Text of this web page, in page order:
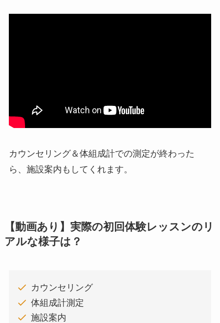
カウンセリング＆体組成計での測定が終わった
ら、施設案内もしてくれます。
【動画あり】実際の初回体験レッスンのリ
アルな様子は？
カウンセリング
体組成計測定
施設案内